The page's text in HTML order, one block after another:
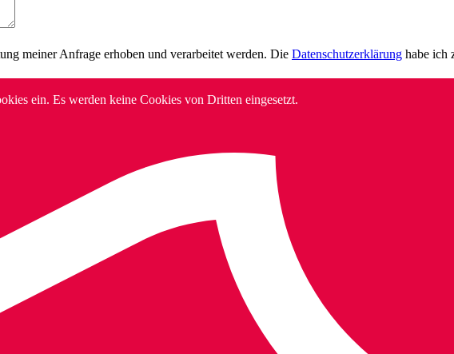
meiner Anfrage erhoben und verarbeitet werden. Die Datenschutzerklärung habe ich
ein. Es werden keine Cookies von Dritten eingesetzt.